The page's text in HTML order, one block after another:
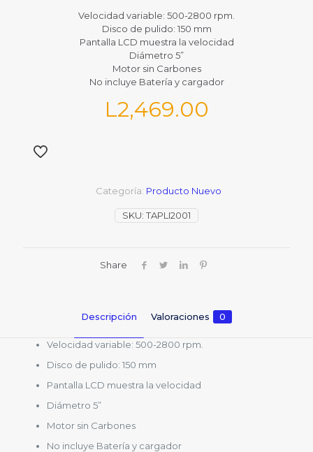
Velocidad variable: 500-2800 rpm.
Disco de pulido: 150 mm
Pantalla LCD muestra la velocidad
Diámetro 5”
Motor sin Carbones
No incluye Batería y cargador
L2,469.00
SKU:TAPLI2001
Categoría: Producto Nuevo
Share
Descripción Valoraciones 0
Velocidad variable: 500-2800 rpm.
Disco de pulido: 150 mm
Pantalla LCD muestra la velocidad
Diámetro 5”
Motor sin Carbones
No incluye Batería y cargador